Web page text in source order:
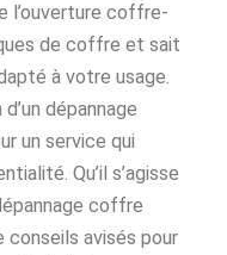
l’ouverture coffre-
de coffre et sait
à votre usage.
dépannage
un service qui
Qu’il s’agisse
coffre
conseils avisés pour